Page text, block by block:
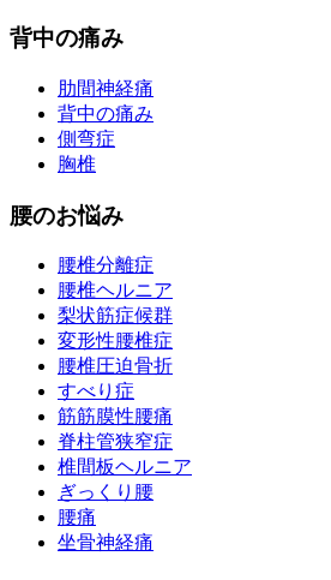
背中の痛み
肋間神経痛
背中の痛み
側弯症
胸椎
腰のお悩み
腰椎分離症
腰椎ヘルニア
梨状筋症候群
変形性腰椎症
腰椎圧迫骨折
すべり症
筋筋膜性腰痛
脊柱管狭窄症
椎間板ヘルニア
ぎっくり腰
腰痛
坐骨神経痛